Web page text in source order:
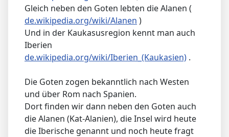
Gleich neben den Goten lebten die Alanen (
de.wikipedia.org/wiki/Alanen )
Und in der Kaukasusregion kennt man auch
Iberien
de.wikipedia.org/wiki/Iberien_(Kaukasien) .
Die Goten zogen bekanntlich nach Westen
und über Rom nach Spanien.
Dort finden wir dann neben den Goten auch
die Alanen (Kat-Alanien), die Insel wird heute
die Iberische genannt und noch heute fragt